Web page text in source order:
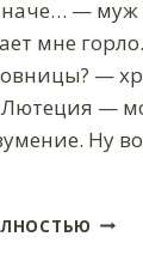
— муж
мне
—
—
Ну